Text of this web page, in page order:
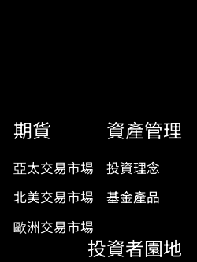
期貨
亞太交易市場
北美交易市場
歐洲交易市場
資產管理
投資理念
基金產品
投資者園地